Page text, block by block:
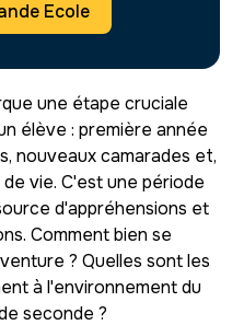
Ecole
une étape cruciale
élève : première année
nouveaux camarades et,
vie. C'est une période
d'appréhensions et
Comment bien se
? Quelles sont les
à l'environnement du
seconde ?